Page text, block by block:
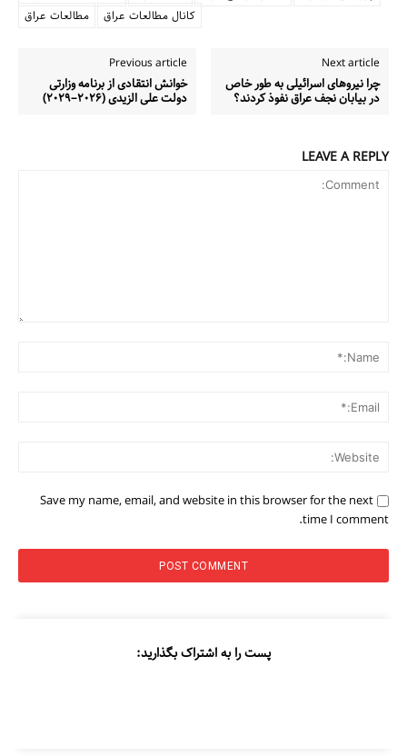
مطالعات عراق
کانال مطالعات عراق
مطالعات عراق
Previous article
خوانش انتقادی از برنامه وزارتی
دولت علی الزیدی (۲۰۲۶–۲۰۲۹)
Next article
چرا نیروهای اسرائیلی به طور خاص
در بیابان نجف عراق نفوذ کردند؟
LEAVE A REPLY
Save my name, email, and website in this browser for the next
time I comment.
پست را به اشتراک بگذارید: